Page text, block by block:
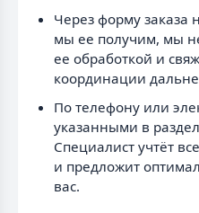
Через форму заказа
мы ее получим, мы
ее обработкой и
координации
По телефону или
указанными в
Специалист учтёт
и предложит
вас.